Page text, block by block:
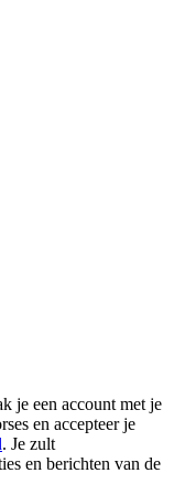
je een account met je
en accepteer je
. Je zult
en berichten van de